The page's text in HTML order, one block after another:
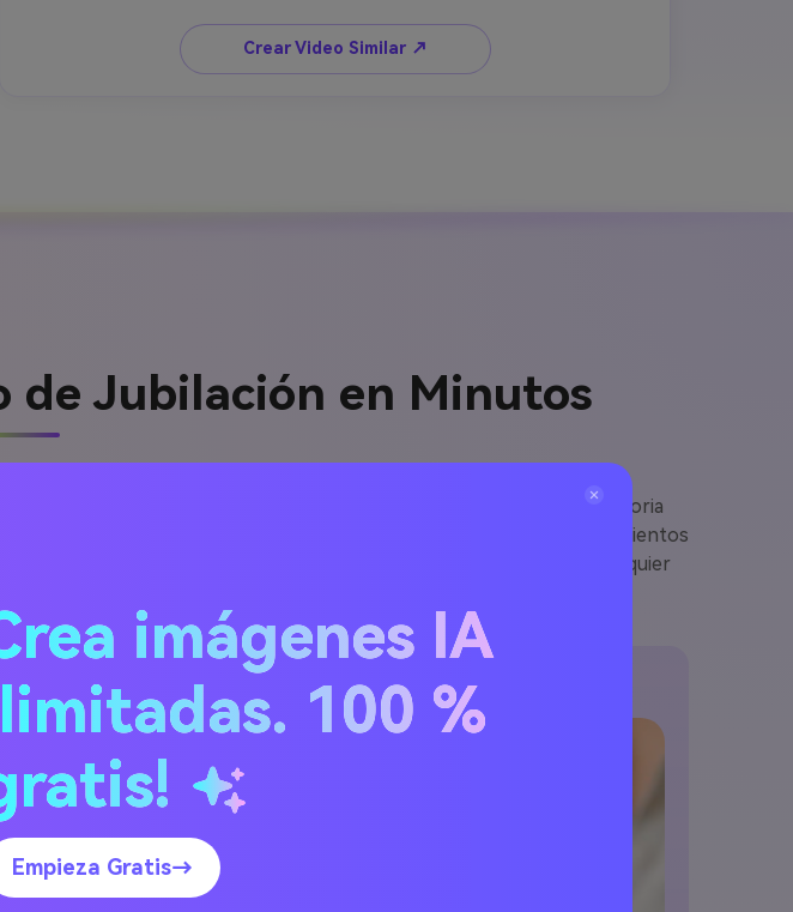
Crear Video Similar ↗
de Jubilación en Minutos
motor de texto a video de Media.io transforme tu mensaje en una historia
un recorrido reflexivo de logros, esta herramienta convierte sentimientos
emotivo, y la IA entregará videos cortos listos para compartir en cualquier
técnica, y crear videos de jubilación que realmente impactan.
Vida de Jubilado
imágenes IA
100 %
Empieza Gratis→